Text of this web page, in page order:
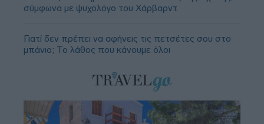
σύμφωνα με ψυχολόγο του Χάρβαρντ
Γιατί δεν πρέπει να αφήνεις τις πετσέτες σου στο
μπάνιο; Το λάθος που κάνουμε όλοι